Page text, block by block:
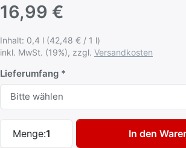
16,99 €
Inhalt: 0,4 l (42,48 € / 1 l)
inkl. MwSt. (19%), zzgl. Versandkosten
Lieferumfang
Menge:1
Autolack Spraydose für
In den